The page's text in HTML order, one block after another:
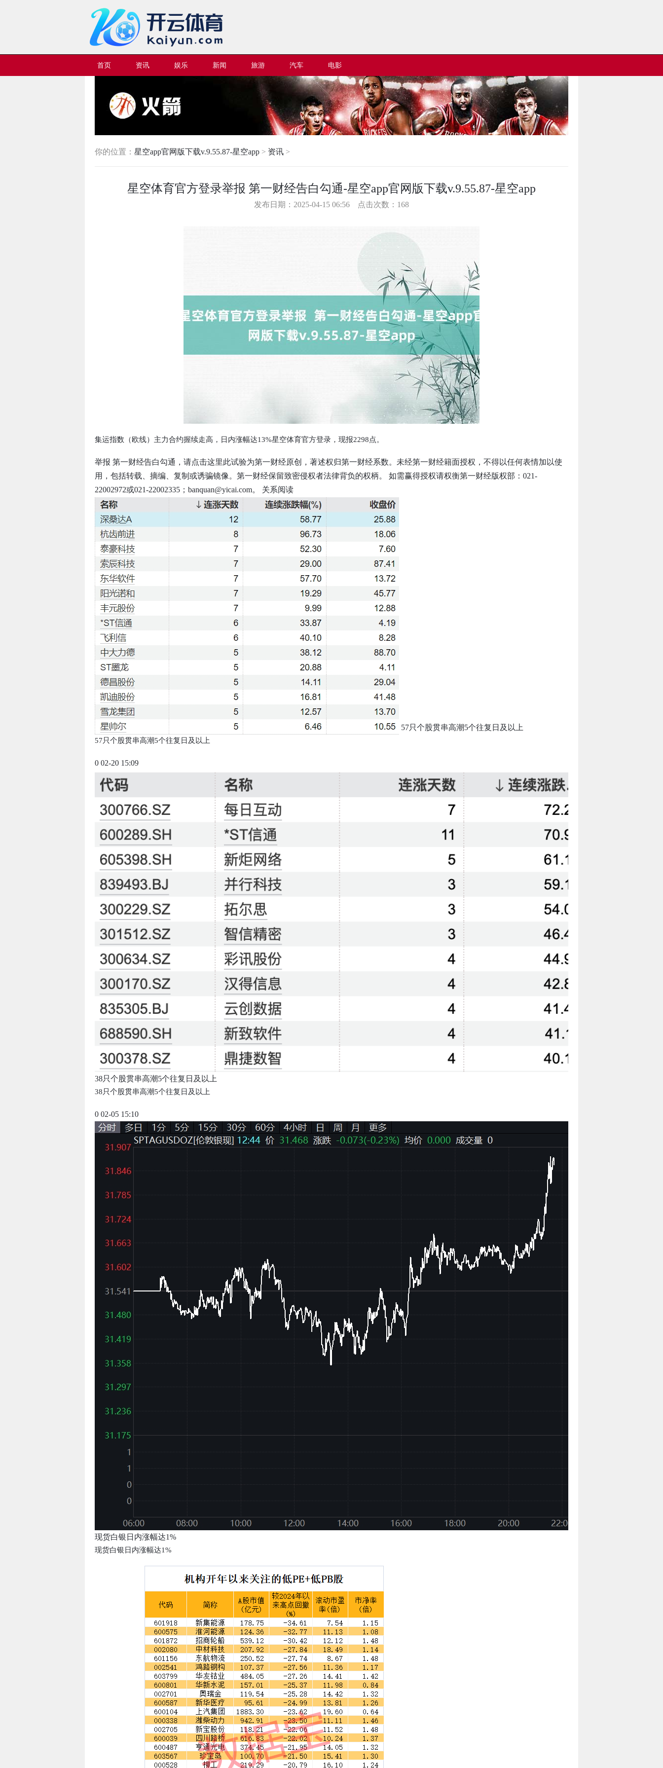
首页 资讯 娱乐 新闻 旅游 汽车 电影
你的位置： 星空app官网版下载v.9.55.87-星空app > 资讯 >
星空体育官方登录举报 第一财经告白勾通-星空app官网版下载v.9.55.87-星空app
发布日期：2025-04-15 06:56 点击次数：168
集运指数（欧线）主力合约握续走高，日内涨幅达13%星空体育官方登录，现报2298点。
举报 第一财经告白勾通，请点击这里此试验为第一财经原创，著述权归第一财经系数。未经第一财经籍面授权，不得以任何表情加以使
用，包括转载、摘编、复制或诱骗镜像。第一财经保留致密侵权者法律背负的权柄。 如需赢得授权请权衡第一财经版权部：021-
22002972或021-22002335；banquan@yicai.com。 关系阅读
57只个股贯串高潮5个往复日及以上
57只个股贯串高潮5个往复日及以上
0 02-20 15:09
38只个股贯串高潮5个往复日及以上
38只个股贯串高潮5个往复日及以上
0 02-05 15:10
现货白银日内涨幅达1%
现货白银日内涨幅达1%